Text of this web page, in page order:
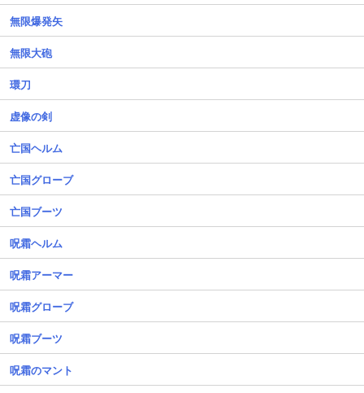
無限爆発矢
無限大砲
環刀
虚像の剣
亡国ヘルム
亡国グローブ
亡国ブーツ
呪霜ヘルム
呪霜アーマー
呪霜グローブ
呪霜ブーツ
呪霜のマント